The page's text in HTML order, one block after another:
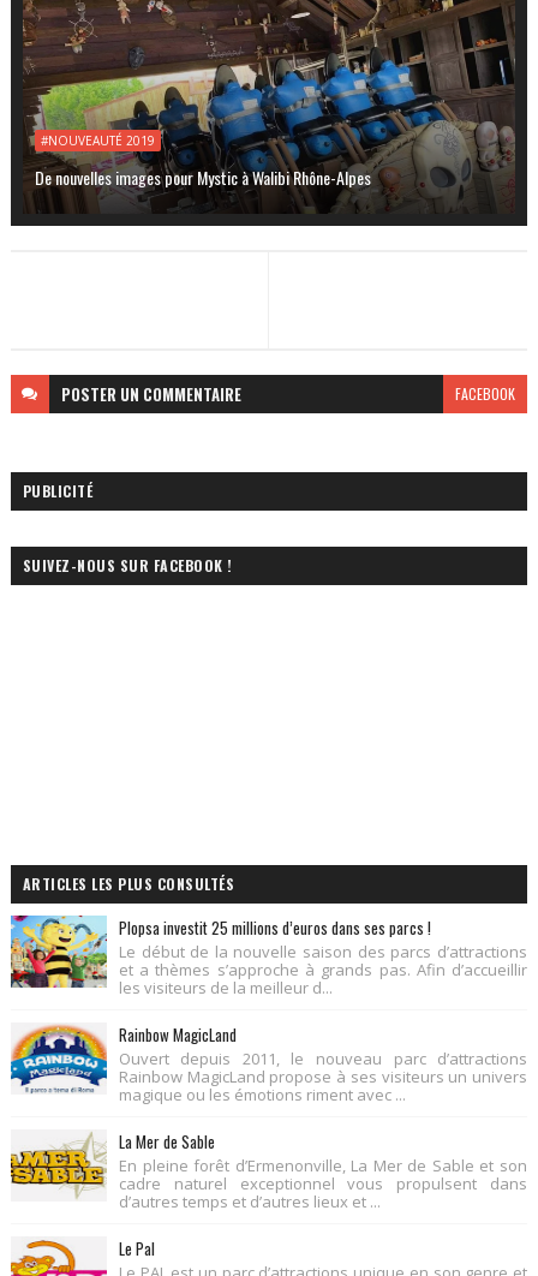
#NOUVEAUTÉ 2019
De nouvelles images pour Mystic à Walibi Rhône-Alpes
POSTER UN COMMENTAIRE FACEBOOK
PUBLICITÉ
SUIVEZ-NOUS SUR FACEBOOK !
ARTICLES LES PLUS CONSULTÉS
Plopsa investit 25 millions d’euros dans ses parcs !
Le début de la nouvelle saison des parcs d’attractions
et a thèmes s’approche à grands pas. Afin d’accueillir
les visiteurs de la meilleur d...
Rainbow MagicLand
Ouvert depuis 2011, le nouveau parc d’attractions
Rainbow MagicLand propose à ses visiteurs un univers
magique ou les émotions riment avec ...
La Mer de Sable
En pleine forêt d’Ermenonville, La Mer de Sable et son
cadre naturel exceptionnel vous propulsent dans
d’autres temps et d’autres lieux et ...
Le Pal